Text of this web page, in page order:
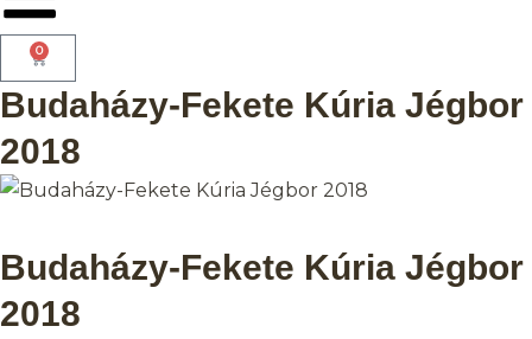
0
Budaházy-Fekete Kúria Jégbor
2018
Budaházy-Fekete Kúria Jégbor
2018